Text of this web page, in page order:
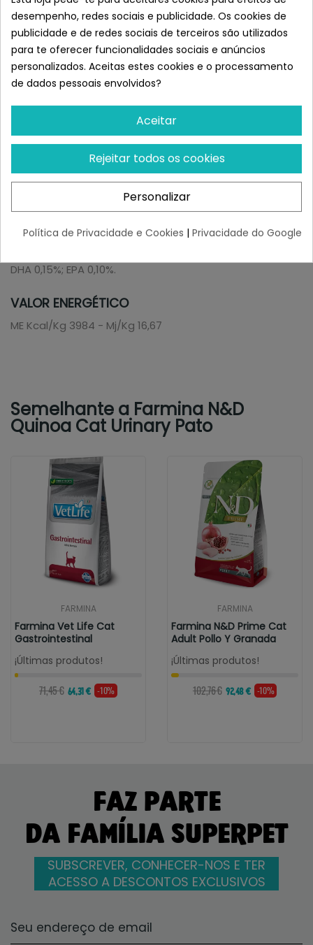
taurina 2000mg; L-lisina HCl 1000mg.
Aditivos organolépticos: extracto de aloé vera 1000mg;
extracto de chá verde 100mg; extracto de alecrim.
Antioxidantes: extracto de origem natural rico em
tocoferóis.
3500mg; DL-metionina 3500mg.
CONSTITUINTES ANALÍTICOS
Proteína bruta 33,00%; Gordura bruta 16,50%; Fibra bruta
2,10%; Humidade 8,00%; Cinzas brutas 7,90%; Cálcio
Magnésio 0,08%; Cloretos 0,75%; Enxofre 0,40%; Ácidos
DHA 0,15%; EPA 0,10%.
VALOR ENERGÉTICO
ME Kcal/Kg 3984 - Mj/Kg 16,67
Semelhante a Farmina N&D
Quinoa Cat Urinary Pato
FARMINA
Farmina Vet Life Cat
Gastrointestinal
¡Últimas produtos!
71,45 € 64,31 € -10%
FARMINA
Farmina N&D Prime Cat
Adult Pollo Y Granada
¡Últimas produtos!
102,76 € 92,48 € -10%
FAZ PARTE
DA FAMÍLIA SUPERPET
SUBSCREVER, CONHECER-NOS E TER
ACESSO A DESCONTOS EXCLUSIVOS
desempenho, redes sociais e publicidade. Os cookies de
publicidade e de redes sociais de terceiros são utilizados
para te oferecer funcionalidades sociais e anúncios
personalizados. Aceitas estes cookies e o processamento
de dados pessoais envolvidos?
Aceitar
Rejeitar todos os cookies
Personalizar
Política de Privacidade e Cookies | Privacidade do Google